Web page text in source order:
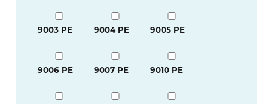
9003 PE 9004 PE 9005 PE
9006 PE 9007 PE 9010 PE